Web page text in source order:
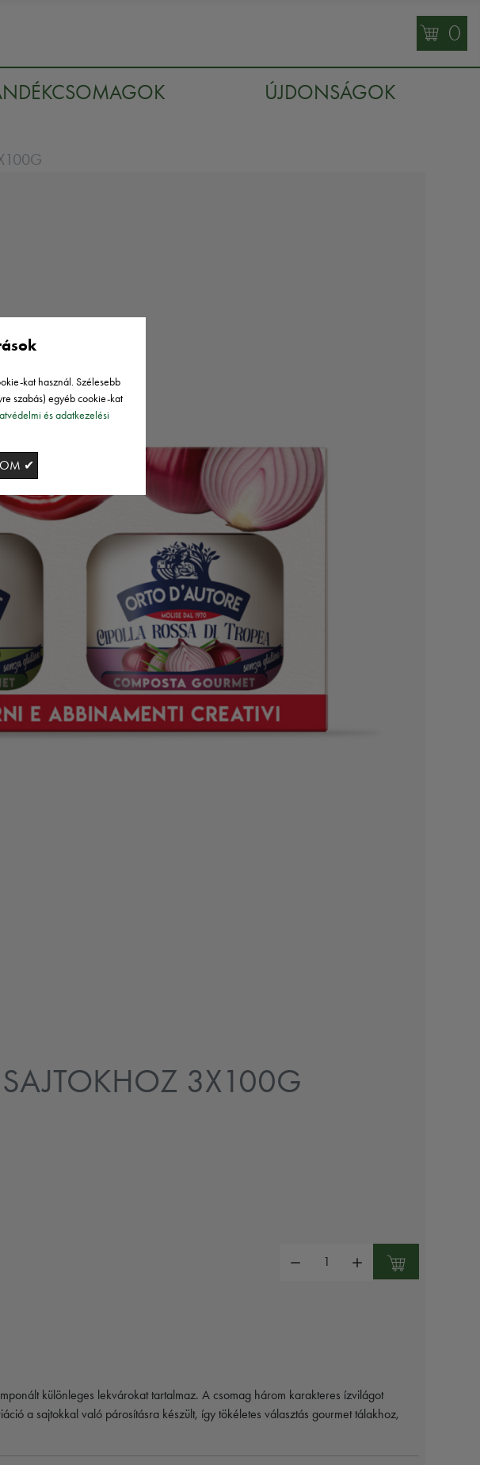
0
ÚJDONSÁGOK
SAJTOKHOZ 3X100G
különleges lekvárokat tartalmaz. A csomag három karakteres ízvilágot
a sajtokkal való párosításra készült, így tökéletes választás gourmet tálakhoz,
kat használ. Szélesebb
szabás) egyéb cookie-kat
és adatkezelési
✔